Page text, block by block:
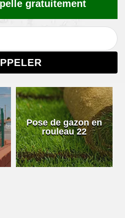
gratuitement
Pose de gazon en
rouleau 22